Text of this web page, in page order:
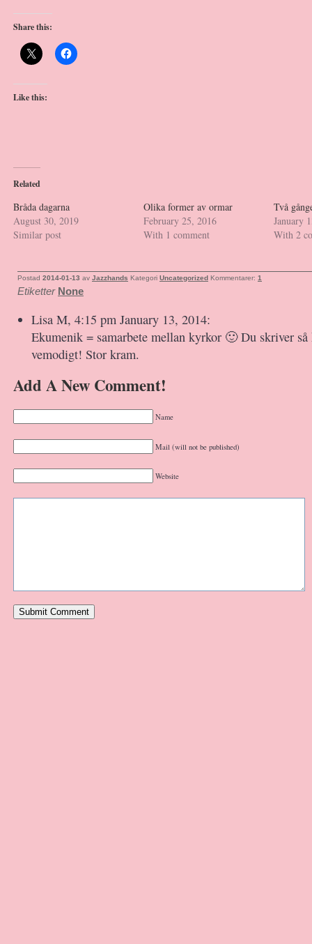
Share this:
Like this:
Related
Bråda dagarna
August 30, 2019
Similar post
Olika former av ormar
February 25, 2016
With 1 comment
Två
January
With 2
Postad 2014-01-13 av Jazzhands Kategori Uncategorized Kommentarer: 1
Etiketter None
Lisa M, 4:15 pm January 13, 2014:
Ekumenik = samarbete mellan kyrkor 🙂 Du skriver
vemodigt! Stor kram.
Add A New Comment!
Name
Mail (will not be published)
Website